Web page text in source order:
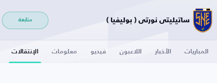
ساتيليتي نورتي ( بوليفيا ) متابعة
المباريات الأخبار اللاعبون فيديو معلومات الإنتقالات